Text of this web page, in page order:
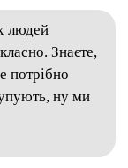
людей
Знаєте,
потрібно
ну ми